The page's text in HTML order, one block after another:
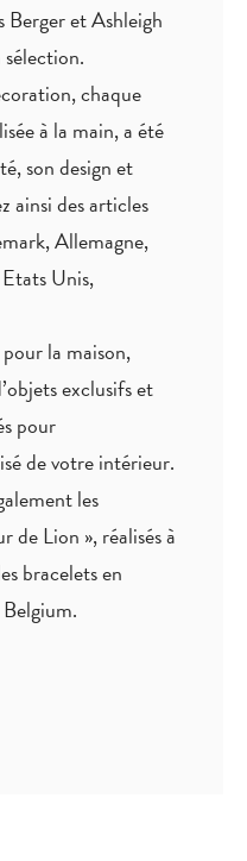
Berger et Ashleigh
chaque
à la main, a été
son design et
ainsi des articles
Allemagne,
Unis,
la maison,
exclusifset
pour
de votre intérieur.
les
de Lion », réalisés à
bracelets en